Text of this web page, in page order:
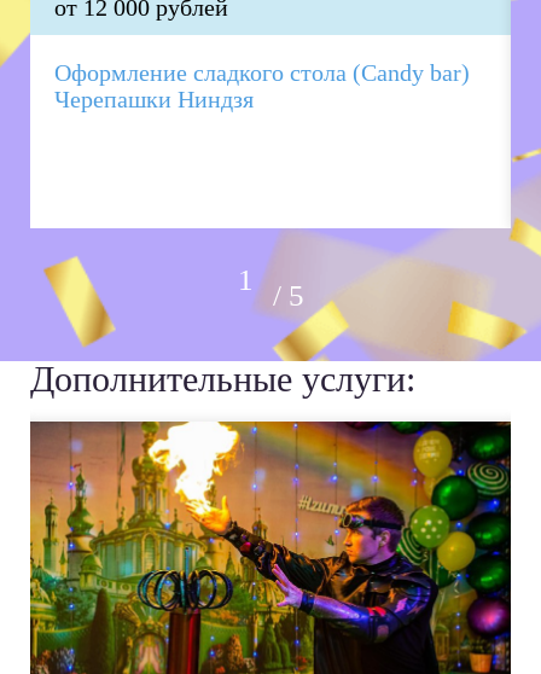
от 12 000 рублей
Оформление сладкого стола (Candy bar)
Черепашки Ниндзя
5
Дополнительные услуги: